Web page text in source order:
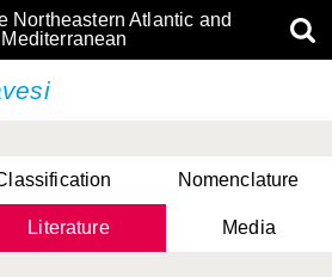
Northeastern Atlantic and
Mediterranean
Nomenclature
Literature Media